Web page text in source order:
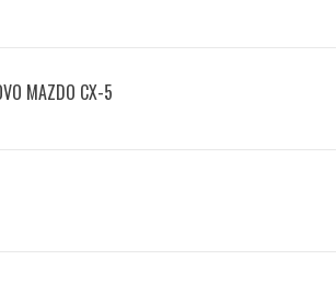
MAZDO CX-5